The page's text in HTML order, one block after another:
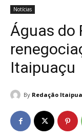
Notícias
Águas do
Itaipuaçu
By Redação